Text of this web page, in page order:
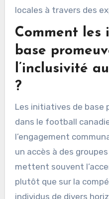
locales à travers des
Comment les
base
l’inclusivité
?
Les initiatives de base
dans le football
l’engagement
un accès à des
mettent souvent
plutôt que sur la
individus de divers